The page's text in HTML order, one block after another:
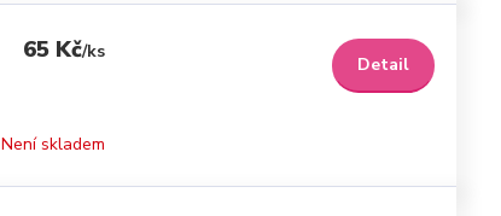
65 Kč/ks
Není skladem
Detail